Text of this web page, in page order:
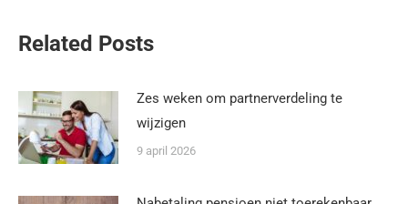
Related Posts
Zes weken om partnerverdeling te
wijzigen
9 april 2026